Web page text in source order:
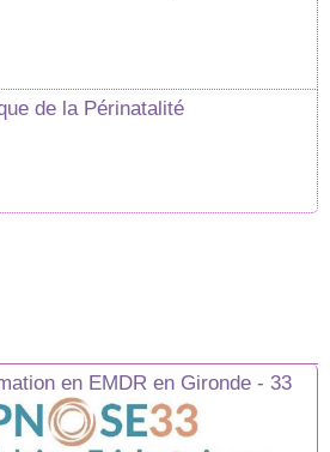
de la Périnatalité
en EMDR en Gironde - 33